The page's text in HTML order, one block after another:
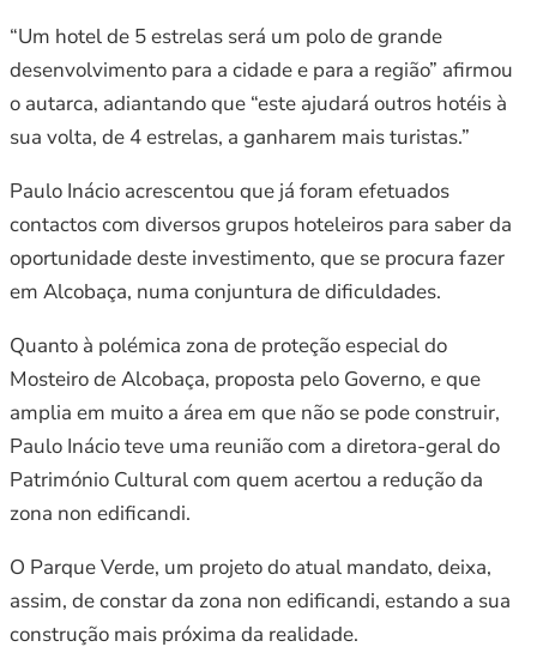
“Um hotel de 5 estrelas será um polo de grande
desenvolvimento para a cidade e para a região” afirmou
o autarca, adiantando que “este ajudará outros hotéis à
sua volta, de 4 estrelas, a ganharem mais turistas.”
Paulo Inácio acrescentou que já foram efetuados
contactos com diversos grupos hoteleiros para saber da
oportunidade deste investimento, que se procura fazer
em Alcobaça, numa conjuntura de dificuldades.
Quanto à polémica zona de proteção especial do
Mosteiro de Alcobaça, proposta pelo Governo, e que
amplia em muito a área em que não se pode construir,
Paulo Inácio teve uma reunião com a diretora-geral do
Património Cultural com quem acertou a redução da
zona non edificandi.
O Parque Verde, um projeto do atual mandato, deixa,
assim, de constar da zona non edificandi, estando a sua
construção mais próxima da realidade.